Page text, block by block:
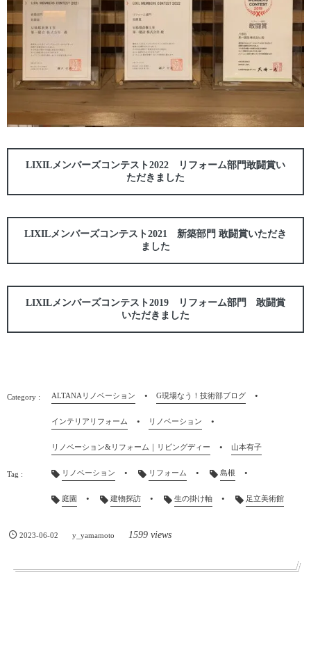
LIXILメンバーズコンテスト2022 リフォーム部門敢闘賞い
ただきました
LIXILメンバーズコンテスト2021 新築部門 敢闘賞いただき
ました
LIXILメンバーズコンテスト2019 リフォーム部門 敢闘賞
いただきました
ALTANAリノベーション G現場なう！技術部ブログ
インテリアリフォーム リノベーション
リノベーション&リフォーム｜リビングディー 山本有子
リノベーション リフォーム 島根
庭園 建物探訪 生の掛け軸 足立美術館
2023-06-02 y_yamamoto 1599 views